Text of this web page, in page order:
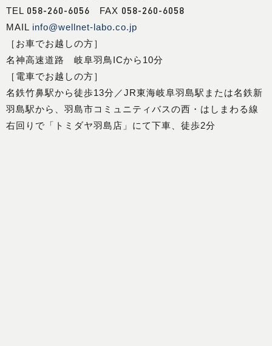
TEL 058-260-6056 FAX 058-260-6058
MAIL info@wellnet-labo.co.jp
［お車でお越しの方］
名神高速道路 岐阜羽鳥ICから10分
［電車でお越しの方］
名鉄竹鼻駅から徒歩13分／JR東海岐阜羽島駅または名鉄新
羽島駅から、羽島市コミュニティバスの西・はしまわる線
右回りで「トミダヤ羽島店」にて下車、徒歩2分